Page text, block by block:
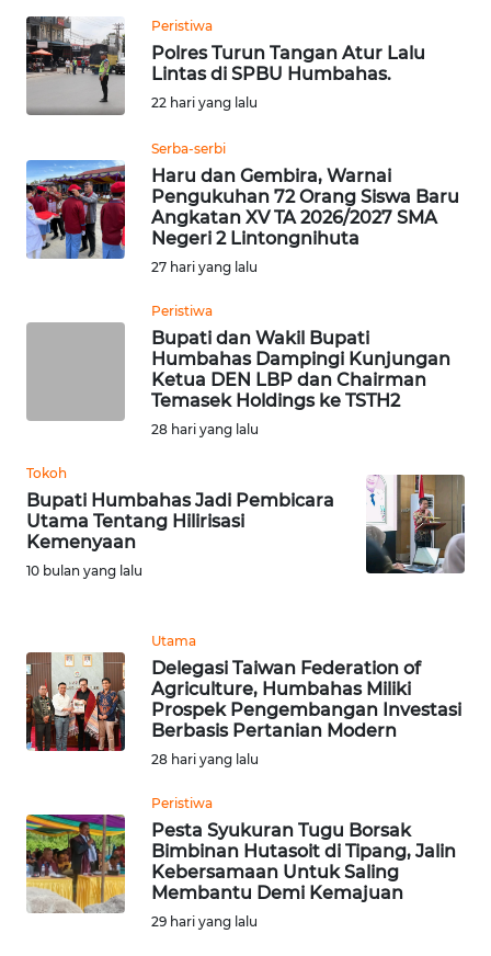
Peristiwa
Polres Turun Tangan Atur Lalu
Lintas di SPBU Humbahas.
22 hari yang lalu
Serba-serbi
Haru dan Gembira, Warnai
Pengukuhan 72 Orang Siswa Baru
Angkatan XV TA 2026/2027 SMA
Negeri 2 Lintongnihuta
27 hari yang lalu
Peristiwa
Bupati dan Wakil Bupati
Humbahas Dampingi Kunjungan
Ketua DEN LBP dan Chairman
Temasek Holdings ke TSTH2
28 hari yang lalu
Tokoh
Bupati Humbahas Jadi Pembicara
Utama Tentang Hilirisasi
Kemenyaan
10 bulan yang lalu
Utama
Delegasi Taiwan Federation of
Agriculture, Humbahas Miliki
Prospek Pengembangan Investasi
Berbasis Pertanian Modern
28 hari yang lalu
Peristiwa
Pesta Syukuran Tugu Borsak
Bimbinan Hutasoit di Tipang, Jalin
Kebersamaan Untuk Saling
Membantu Demi Kemajuan
29 hari yang lalu
TAPANULI
TENGAH
WN DELI
SERDANG
WN
TEBING
TINGGI
BEKASI
WN
BOGOR
WN
TAPANULI
UTARA
SAMOSIR
WN
PADANG
LAWAS